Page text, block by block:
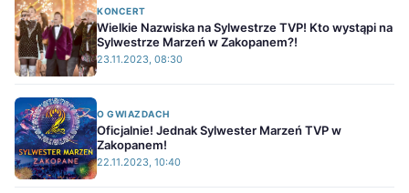
KONCERT
Wielkie Nazwiska na Sylwestrze TVP! Kto wystąpi na
Sylwestrze Marzeń w Zakopanem?!
23.11.2023, 08:30
O GWIAZDACH
Oficjalnie! Jednak Sylwester Marzeń TVP w
Zakopanem!
22.11.2023, 10:40